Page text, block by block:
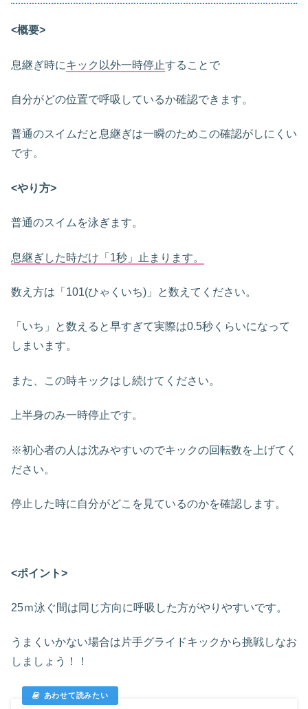
<概要>
息継ぎ時にキック以外一時停止することで
自分がどの位置で呼吸しているか確認できます。
普通のスイムだと息継ぎは一瞬のためこの確認がしにくい
です。
<やり方>
普通のスイムを泳ぎます。
息継ぎした時だけ「1秒」止まります。
数え方は「101(ひゃくいち)」と数えてください。
「いち」と数えると早すぎて実際は0.5秒くらいになって
しまいます。
また、この時キックはし続けてください。
上半身のみ一時停止です。
※初心者の人は沈みやすいのでキックの回転数を上げてく
ださい。
停止した時に自分がどこを見ているのかを確認します。
<ポイント>
25ｍ泳ぐ間は同じ方向に呼吸した方がやりやすいです。
うまくいかない場合は片手グライドキックから挑戦しなお
しましょう！！